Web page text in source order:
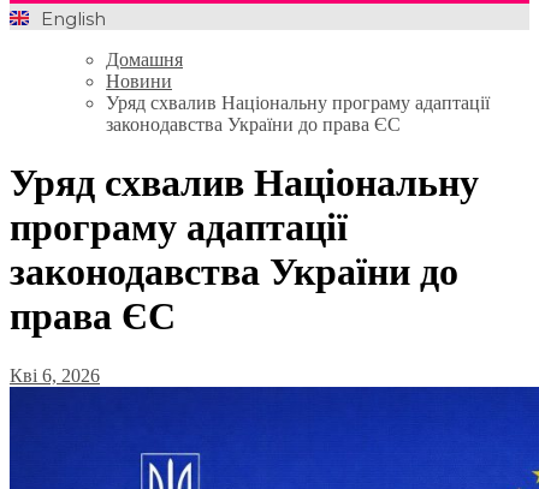
English
Домашня
Новини
Уряд схвалив Національну програму адаптації
законодавства України до права ЄС
Уряд схвалив Національну
програму адаптації
законодавства України до
права ЄС
Кві 6, 2026